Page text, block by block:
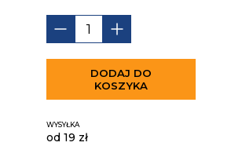
DODAJ DO
KOSZYKA
WYSYŁKA
od 19 zł